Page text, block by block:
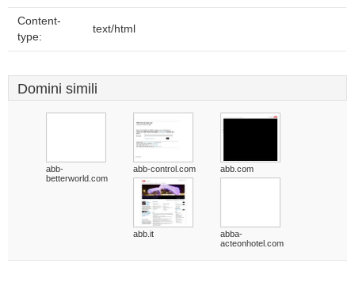
Content-
type:
text/html
Domini simili
abb-
betterworld.com
abb-control.com abb.com
abb.it
abba-
acteonhotel.com